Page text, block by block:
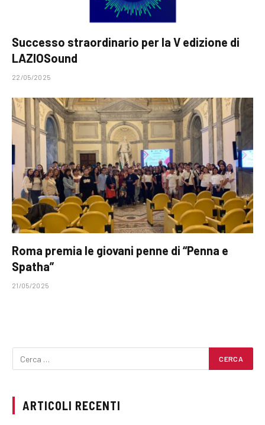
Successo straordinario per la V edizione di
LAZIOSound
22/05/2025
Roma premia le giovani penne di “Penna e
Spatha”
21/05/2025
ARTICOLI RECENTI